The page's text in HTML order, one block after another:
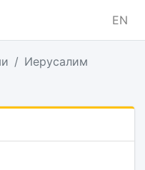
EN
Иерусалим